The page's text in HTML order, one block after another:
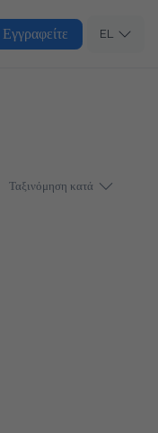
Εγγραφείτε EL
Ταξινόμηση κατά